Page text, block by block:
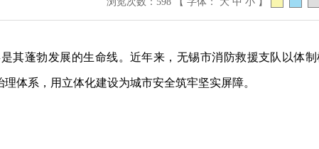
其蓬勃发展的生命线。近年来，无锡市消防救援支队以体
体系，用立体化建设为城市安全筑牢坚实屏障。